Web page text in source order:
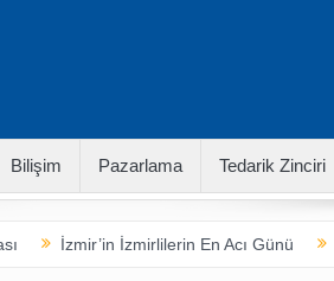
Bilişim Pazarlama Tedarik Zinciri
İzmir’in İzmirlilerin En Acı Günü